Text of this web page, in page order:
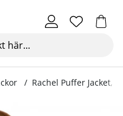
Rachel Puffer Jacket,
black